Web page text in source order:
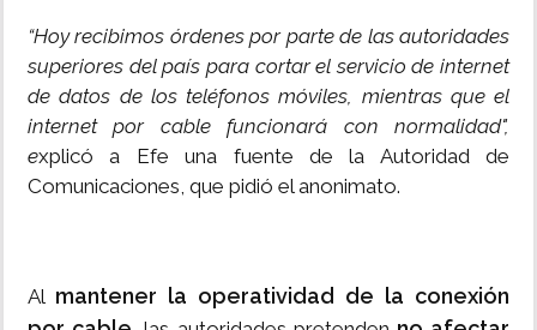
“Hoy recibimos órdenes por parte de las autoridades
superiores del país para cortar el servicio de internet
de datos de los teléfonos móviles, mientras que el
internet por cable funcionará con normalidad",
explicó a Efe una fuente de la Autoridad de
Comunicaciones, que pidió el anonimato.
Al mantener la operatividad de la conexión